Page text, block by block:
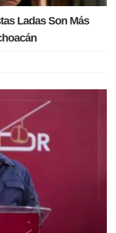
Ladas Son Más